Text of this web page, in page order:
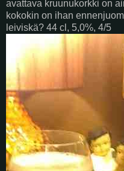
avattava kruunukorkki on
kokokin on ihan
leiviskä? 44 cl, 5,0%, 4/5